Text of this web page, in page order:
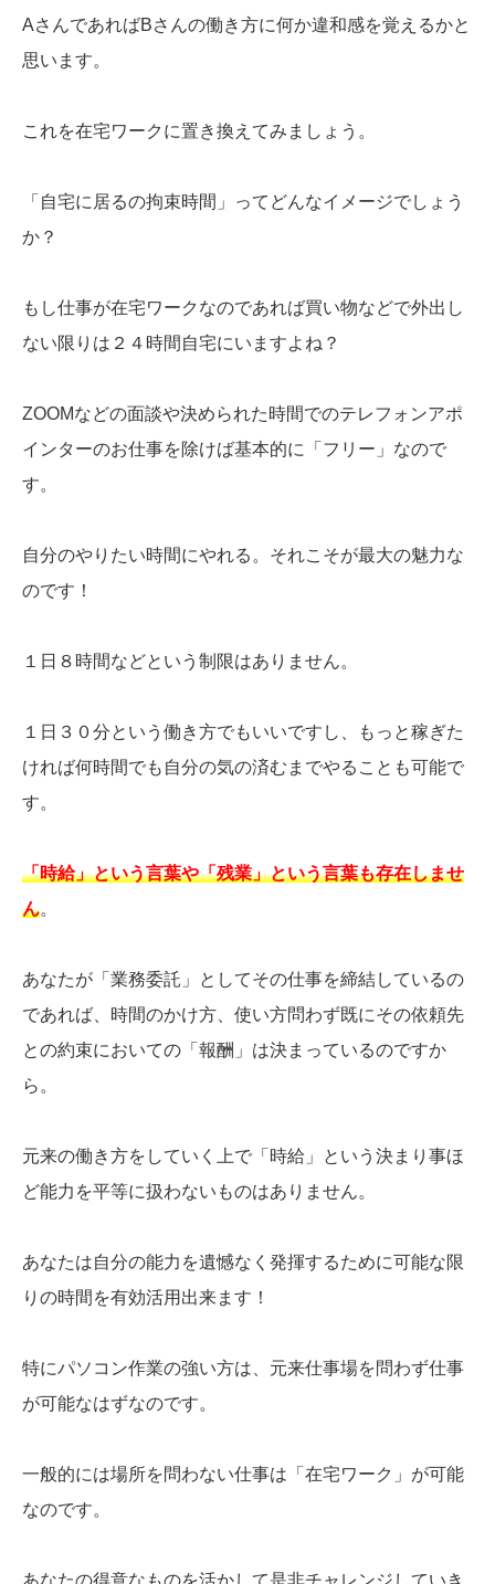
AさんであればBさんの働き方に何か違和感を覚えるかと
思います。
これを在宅ワークに置き換えてみましょう。
「自宅に居るの拘束時間」ってどんなイメージでしょう
か？
もし仕事が在宅ワークなのであれば買い物などで外出し
ない限りは２４時間自宅にいますよね？
ZOOMなどの面談や決められた時間でのテレフォンアポ
インターのお仕事を除けば基本的に「フリー」なので
す。
自分のやりたい時間にやれる。それこそが最大の魅力な
のです！
１日８時間などという制限はありません。
１日３０分という働き方でもいいですし、もっと稼ぎた
ければ何時間でも自分の気の済むまでやることも可能で
す。
「時給」という言葉や「残業」という言葉も存在しませ
ん。
あなたが「業務委託」としてその仕事を締結しているの
であれば、時間のかけ方、使い方問わず既にその依頼先
との約束においての「報酬」は決まっているのですか
ら。
元来の働き方をしていく上で「時給」という決まり事ほ
ど能力を平等に扱わないものはありません。
あなたは自分の能力を遺憾なく発揮するために可能な限
りの時間を有効活用出来ます！
特にパソコン作業の強い方は、元来仕事場を問わず仕事
が可能なはずなのです。
一般的には場所を問わない仕事は「在宅ワーク」が可能
なのです。
あなたの得意なものを活かして是非チャレンジしていき